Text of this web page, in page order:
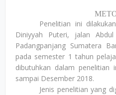
Penelitian ini
Diniyyah Puteri, jalan
Padangpanjang Sumatera
pada semester 1 tahun
dibutuhkan dalam penelitian
sampai Desember 2018.
Jenis penelitian yang